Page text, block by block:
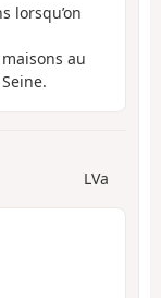
lorsqu’on
au
LVa